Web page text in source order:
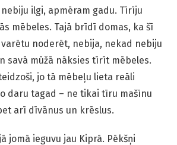
ilgi, apmēram gadu. Tīrīju
mēbeles. Tajā brīdī domas, ka šī
noderēt, nebija, nekad nebiju
savā mūžā nāksies tīrīt mēbeles.
jo tā mēbeļu lieta reāli
daru tagad – ne tikai tīru mašīnu
arī dīvānus un krēslus.
jomā ieguvu jau Kiprā. Pēkšņi